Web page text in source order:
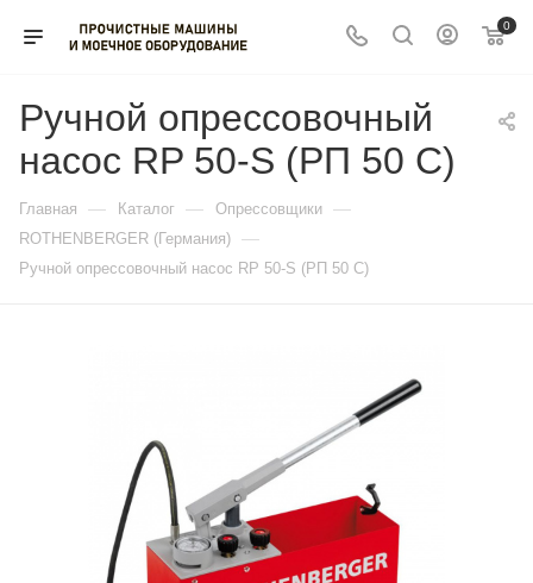
0
Ручной опрессовочный
насос RP 50-S (РП 50 С)
Главная — Каталог — Опрессовщики —
ROTHENBERGER (Германия) —
Ручной опрессовочный насос RP 50-S (РП 50 С)